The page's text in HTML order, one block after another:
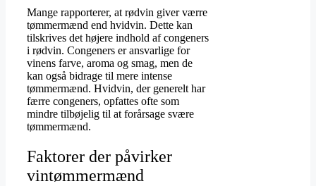
Mange rapporterer, at rødvin giver værre
tømmermænd end hvidvin. Dette kan
tilskrives det højere indhold af congeners
i rødvin. Congeners er ansvarlige for
vinens farve, aroma og smag, men de
kan også bidrage til mere intense
tømmermænd. Hvidvin, der generelt har
færre congeners, opfattes ofte som
mindre tilbøjelig til at forårsage svære
tømmermænd.
Faktorer der påvirker
vintømmermænd